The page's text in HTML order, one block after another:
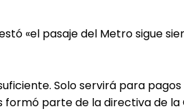
«el pasaje del Metro sigue
Solo servirá para
parte de la directiva de la